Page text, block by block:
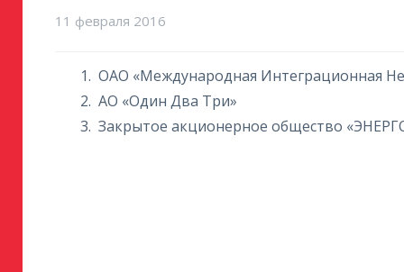
11 февраля 2016
ОАО «Международная Интеграционная
АО «Один Два Три»
Закрытое акционерное общество